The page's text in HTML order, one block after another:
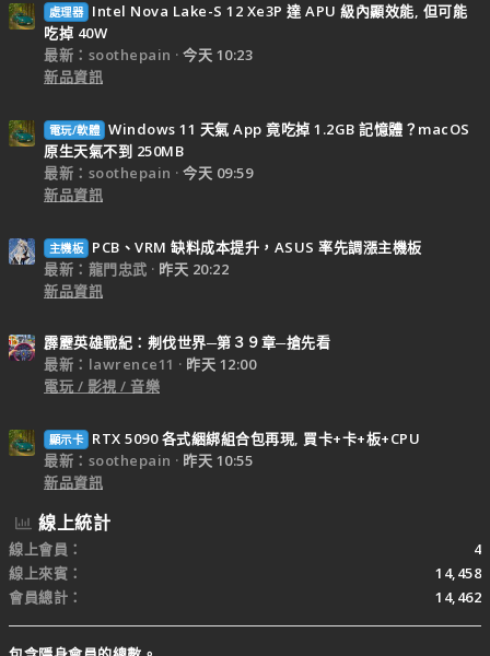
處理器
Intel Nova Lake-S 12 Xe3P 達 APU 級內顯效能, 但可能
吃掉 40W
最新：soothepain
今天 10:23
新品資訊
電玩/軟體 Windows 11 天氣 App 竟吃掉 1.2GB 記憶體？macOS
原生天氣不到 250MB
最新：soothepain
今天 09:59
新品資訊
主機板
PCB、VRM 缺料成本提升，ASUS 率先調漲主機板
最新：龍門忠武
昨天 20:22
新品資訊
霹靂英雄戰紀：刜伐世界─第３９章─搶先看
最新：lawrence11
昨天 12:00
電玩 / 影視 / 音樂
顯示卡
RTX 5090 各式綑綁組合包再現, 買卡+卡+板+CPU
最新：soothepain
昨天 10:55
新品資訊
線上統計
線上會員
4
線上來賓
14,458
會員總計
14,462